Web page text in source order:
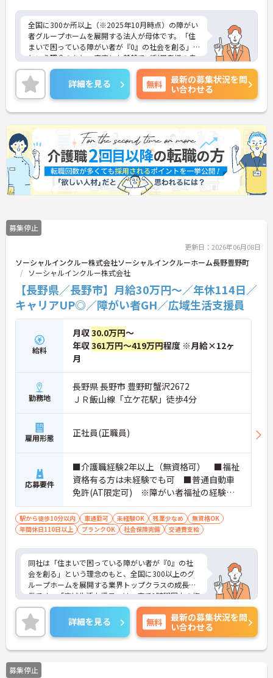
全国に300か所以上（※2025年10月時点）の障がい
者グループホームを展開する法人が母体です。「住
まいで困っている障がい者が『0』の社会を創る」
という理念のもと、安定した基盤でご利用者様の自
立を支援しています。週1日からの勤務が可能で、W
ワークや扶養内での勤務も歓迎しており、ご自身の
ペースで働けます。20代から60代まで幅広い世代が
活躍中で、未経験や無資格の方でも安心してスター
トできるよう、先輩スタッフが丁寧にサポートしま
す。昇給の機会は年2回あり、頑張りが評価される環
境です。正社員登用制度や産休・育休制度も整って
いるため、ライフステージに合わせて長く働き続け
られます。介護に挑戦したい方や、空いた時間を有
効活用したい方におすすめです。ご興味のある方は
詳細等をお伝えしますので、お気軽にお問い合わせ
ください。
詳細を見る 無料
最新の募集状況を問
い合わせる
募集停止
更新日：2026年06月08日
ソーシャルインクルー株式会社ソーシャルインクルーホーム長野豊野町
ソーシャルインクルー株式会社
【長野県／長野市】月給30万円～／年休114日／
キャリアUP◎／障がい者GH／広域生活支援員
給料
月収30.0万円～
年収361万円～419万円程度 ※月給×12ヶ
月
勤務地
長野県 長野市 豊野町蟹沢2672
ＪＲ飯山線「立ケ花駅」徒歩4分
雇用形態 正社員(正職員)
応募要件
■介護職経験2年以上（無資格可） ■福祉
資格有る方は未経験でも可 ■普通自動車
免許(AT限定可) ※障がい者福祉の経験は
不問です。※実務経験2年以上の方、障がい
者福祉に関する経験をお持ちの方大歓迎
駅から徒歩10分以内 車通勤可 未経験OK 残業少なめ
無資格OK
年間休日110日以上
ブランクOK 社会保険完備 交通費支給
同社は「住まいで困っている障がい者が『0』の社
会を創る」という理念のもと、全国に300以上のグ
ループホームを展開する業界トップクラスの成長企
業です。「広域生活支援員」は、車で1時間圏内の複
数施設を横断的に担当し、現場支援とパートスタッ
フのサポートを行うハイクラスなポジションです。
最新設備とバリアフリーが完備され、スタッフの身
体的負担が少なく、広域手当5万円が付与されるこ
とで高い給与水準を実現しています。年間休日114
日の確保や、献立・レシピの完全標準化による業務
効率化など、ワークライフバランスを保ちながら定
詳細を見る 無料
最新の募集状況を問
い合わせる
募集停止